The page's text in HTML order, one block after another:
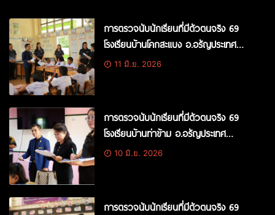
การตรวจนับนักเรียนที่มีตัวตนจริง 69
โรงเรียนบ้านโคกสะแบง อ.อรัญประเทศ
จ.สระแก้ว
11 มิ.ย. 2026
การตรวจนับนักเรียนที่มีตัวตนจริง 69
โรงเรียนบ้านท่าข้าม อ.อรัญประเทศ
จ.สระแก้ว
10 มิ.ย. 2026
การตรวจนับนักเรียนที่มีตัวตนจริง 69